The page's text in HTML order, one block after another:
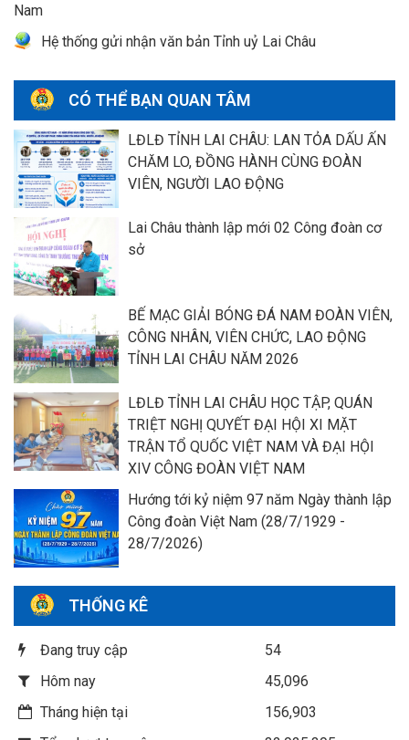
Nam
Hệ thống gửi nhận văn bản Tỉnh uỷ Lai Châu
CÓ THỂ BẠN QUAN TÂM
LĐLĐ TỈNH LAI CHÂU: LAN TỎA DẤU ẤN
CHĂM LO, ĐỒNG HÀNH CÙNG ĐOÀN
VIÊN, NGƯỜI LAO ĐỘNG
Lai Châu thành lập mới 02 Công đoàn cơ
sở
BẾ MẠC GIẢI BÓNG ĐÁ NAM ĐOÀN VIÊN,
CÔNG NHÂN, VIÊN CHỨC, LAO ĐỘNG
TỈNH LAI CHÂU NĂM 2026
LĐLĐ TỈNH LAI CHÂU HỌC TẬP, QUÁN
TRIỆT NGHỊ QUYẾT ĐẠI HỘI XI MẶT
TRẬN TỔ QUỐC VIỆT NAM VÀ ĐẠI HỘI
XIV CÔNG ĐOÀN VIỆT NAM
Hướng tới kỷ niệm 97 năm Ngày thành lập
Công đoàn Việt Nam (28/7/1929 -
28/7/2026)
THỐNG KÊ
Đang truy cập
54
Hôm nay
45,096
Tháng hiện tại
156,903